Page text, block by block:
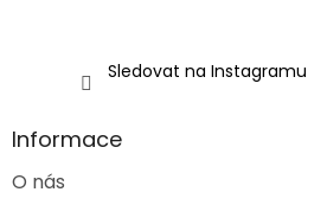
Sledovat na Instagramu
Informace
O nás